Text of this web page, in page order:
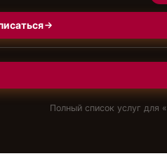
Полный список услуг для «